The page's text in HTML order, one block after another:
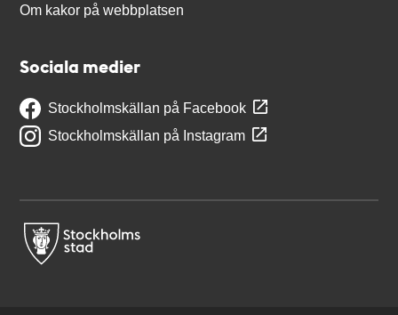
Om kakor på webbplatsen
Sociala medier
Stockholmskällan på Facebook
Stockholmskällan på Instagram